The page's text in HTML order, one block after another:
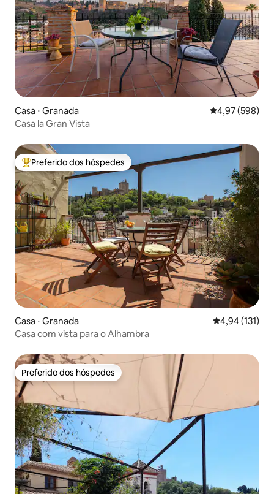
Casa ⋅ Granada 4,97 de uma
4,97 (598)
Casa la Gran Vista
Entre os melhores preferidos dos hóspedes
Preferido dos hóspedes
Casa ⋅ Granada 4,94 de uma
4,94 (131)
Casa com vista para o Alhambra
Preferido dos hóspedes
Preferido dos hóspedes